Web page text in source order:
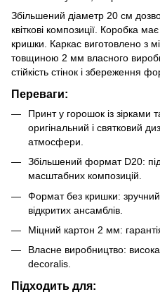
Збільшений діаметр 20 см
квіткові композиції. Коробка
кришки. Каркас виготовлено з
товщиною 2 мм власного
стійкість стінок і збереження
Переваги:
Принт у горошок із
оригінальний і святковий
атмосфери.
Збільшений формат D20:
масштабних композицій.
Формат без кришки:
відкритих ансамблів.
Міцний картон 2 мм:
Власне виробництво: висока
decoralis.
Підходить для: